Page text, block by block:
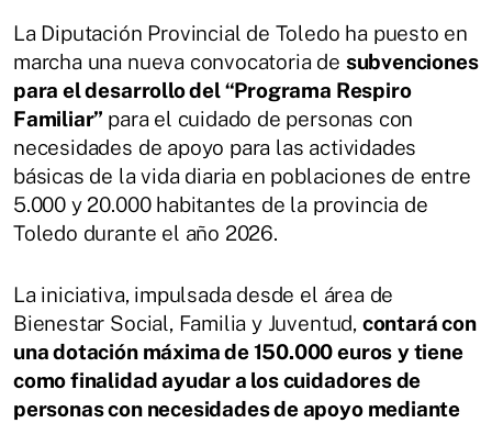
La Diputación Provincial de Toledo ha puesto en
marcha una nueva convocatoria de subvenciones
para el desarrollo del “Programa Respiro
Familiar” para el cuidado de personas con
necesidades de apoyo para las actividades
básicas de la vida diaria en poblaciones de entre
5.000 y 20.000 habitantes de la provincia de
Toledo durante el año 2026.
La iniciativa, impulsada desde el área de
Bienestar Social, Familia y Juventud, contará con
una dotación máxima de 150.000 euros y tiene
como finalidad ayudar a los cuidadores de
personas con necesidades de apoyo mediante